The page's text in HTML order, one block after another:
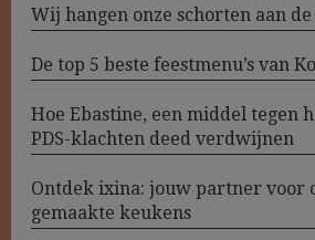
Wij hangen onze schorten aan
De top 5 beste feestmenu’s van
Hoe Ebastine, een middel tegen
PDS-klachten deed verdwijnen
Ontdek ixina: jouw partner voor
gemaakte keukens